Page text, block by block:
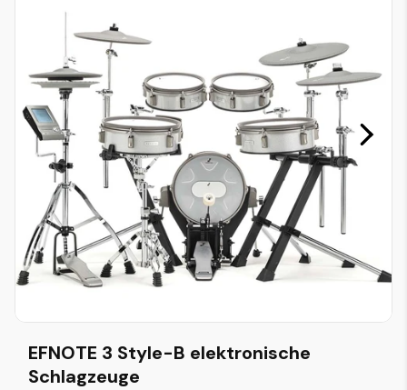
EFNOTE 3 Style-B elektronische
Schlagzeuge